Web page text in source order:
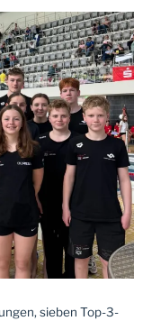
sieben Top-3-